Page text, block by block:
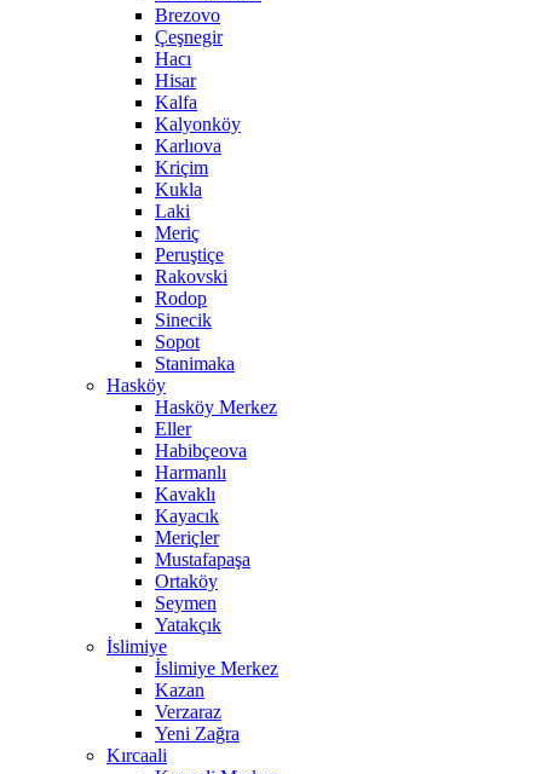
Brezovo
Çeşnegir
Hacı
Hisar
Kalfa
Kalyonköy
Karlıova
Kriçim
Kukla
Laki
Meriç
Peruştiçe
Rakovski
Rodop
Sinecik
Sopot
Stanimaka
Hasköy
Hasköy Merkez
Eller
Habibçeova
Harmanlı
Kavaklı
Kayacık
Meriçler
Mustafapaşa
Ortaköy
Seymen
Yatakçık
İslimiye
İslimiye Merkez
Kazan
Verzaraz
Yeni Zağra
Kırcaali